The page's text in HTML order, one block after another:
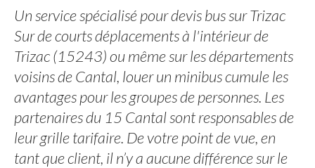
Un service spécialisé pour devis bus sur Trizac
Sur de courts déplacements à l'intérieur de
Trizac (15243) ou même sur les départements
voisins de Cantal, louer un minibus cumule les
avantages pour les groupes de personnes. Les
partenaires du 15 Cantal sont responsables de
leur grille tarifaire. De votre point de vue, en
tant que client, il n’y a aucune différence sur le